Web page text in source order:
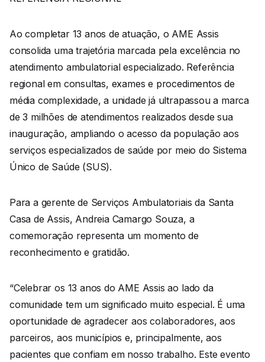
Ao completar 13 anos de atuação, o AME Assis
consolida uma trajetória marcada pela excelência no
atendimento ambulatorial especializado. Referência
regional em consultas, exames e procedimentos de
média complexidade, a unidade já ultrapassou a marca
de 3 milhões de atendimentos realizados desde sua
inauguração, ampliando o acesso da população aos
serviços especializados de saúde por meio do Sistema
Único de Saúde (SUS).
Para a gerente de Serviços Ambulatoriais da Santa
Casa de Assis, Andreia Camargo Souza, a
comemoração representa um momento de
reconhecimento e gratidão.
“Celebrar os 13 anos do AME Assis ao lado da
comunidade tem um significado muito especial. É uma
oportunidade de agradecer aos colaboradores, aos
parceiros, aos municípios e, principalmente, aos
pacientes que confiam em nosso trabalho. Este evento